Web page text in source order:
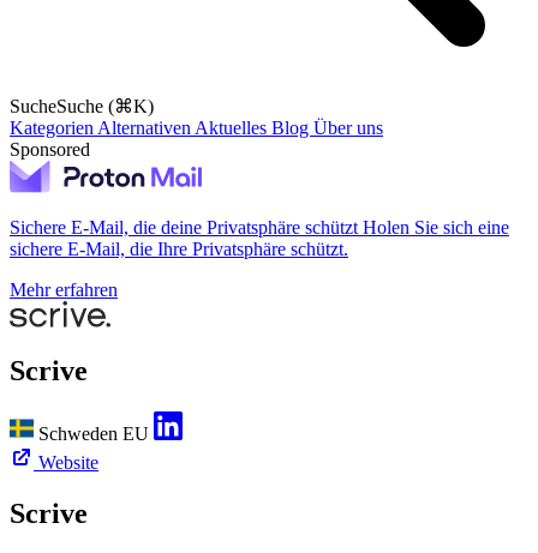
SucheSuche (⌘K)
Kategorien Alternativen Aktuelles Blog Über uns
Sponsored
Sichere E-Mail, die deine Privatsphäre schützt Holen Sie sich eine
sichere E-Mail, die Ihre Privatsphäre schützt.
Mehr erfahren
Scrive
Schweden EU
Website
Scrive